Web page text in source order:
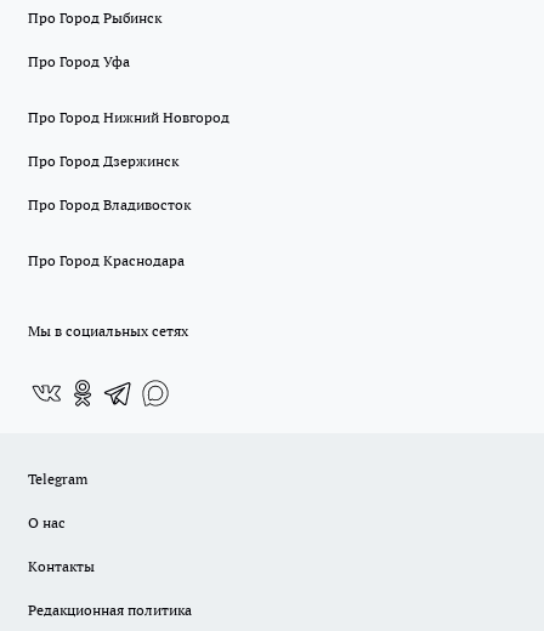
Про Город Рыбинск
Про Город Уфа
Про Город Нижний Новгород
Про Город Дзержинск
Про Город Владивосток
Про Город Краснодара
Мы в социальных сетях
Telegram
О нас
Контакты
Редакционная политика